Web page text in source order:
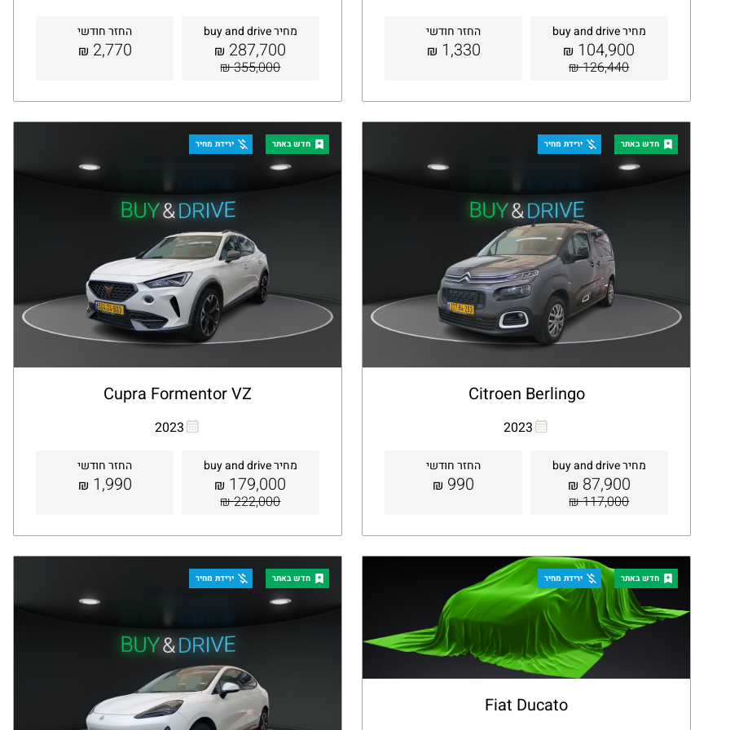
מחיר buy and drive
104,900
₪
126,440 ₪
החזר חודשי
1,330
₪
קבלת הצעה
מחיר buy and drive
287,700
₪
355,000 ₪
החזר חודשי
2,770
₪
קבלת הצעה חדש באתר ירידת מחיר
Citroen Berlingo
2023
מחיר buy and drive
87,900
₪
117,000 ₪
החזר חודשי
990
₪
העתקת קישור Whatsapp
קבלת הצעה
חדש באתר ירידת מחיר
Cupra Formentor VZ
2023
מחיר buy and drive
179,000
₪
222,000 ₪
החזר חודשי
1,990
₪
העתקת קישור Whatsapp
קבלת הצעה חדש באתר ירידת מחיר
Fiat Ducatoהעתקת קישור Whatsapp
חדש באתר ירידת מחיר